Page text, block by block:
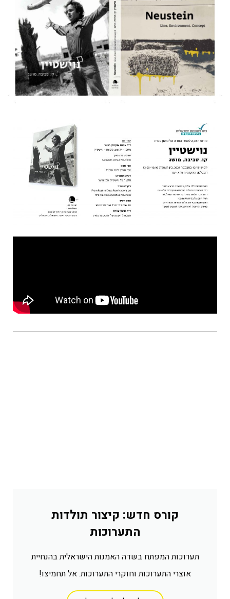
קורס חדש: קיצור תולדות
התערוכות
תערוכות המפתח בשדה האמנות הישראלית בהנחיית
אוצרי התערוכות וחוקרי התערוכות. אל תחמיצו!